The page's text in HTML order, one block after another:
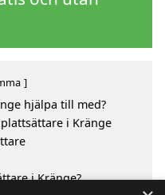
hjälpa till med?
i Kränge
i Kränge?